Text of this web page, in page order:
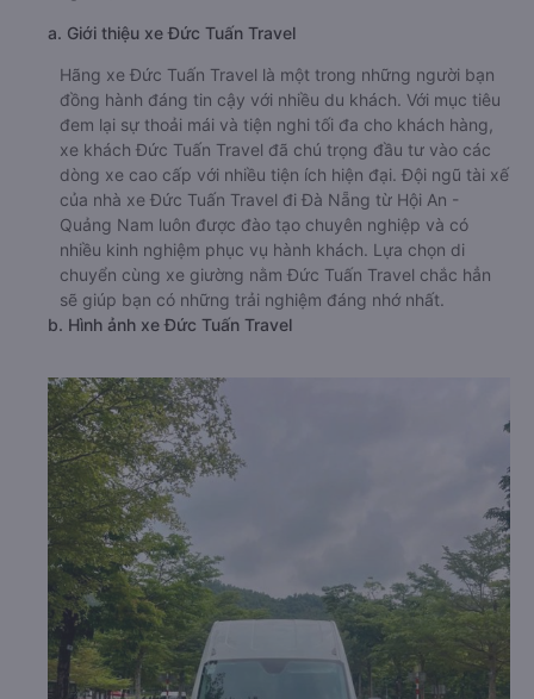
a. Giới thiệu xe Đức Tuấn Travel
Hãng xe Đức Tuấn Travel là một trong những người bạn
đồng hành đáng tin cậy với nhiều du khách. Với mục tiêu
đem lại sự thoải mái và tiện nghi tối đa cho khách hàng,
xe khách Đức Tuấn Travel đã chú trọng đầu tư vào các
dòng xe cao cấp với nhiều tiện ích hiện đại. Đội ngũ tài xế
của nhà xe Đức Tuấn Travel đi Đà Nẵng từ Hội An -
Quảng Nam luôn được đào tạo chuyên nghiệp và có
nhiều kinh nghiệm phục vụ hành khách. Lựa chọn di
chuyển cùng xe giường nằm Đức Tuấn Travel chắc hẳn
sẽ giúp bạn có những trải nghiệm đáng nhớ nhất.
b. Hình ảnh xe Đức Tuấn Travel